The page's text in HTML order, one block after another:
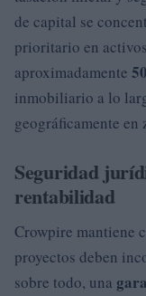
de capital se
prioritario en
aproximadamente
inmobiliario a lo
geográficamente
Seguridad
rentabilidad
Crowpire mantiene
proyectos deben
sobre todo, una